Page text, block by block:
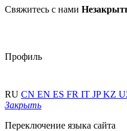
Свяжитесь с нами
Профиль
RU CN EN ES FR IT JPKZ
Закрыть
Переключение языка сайта